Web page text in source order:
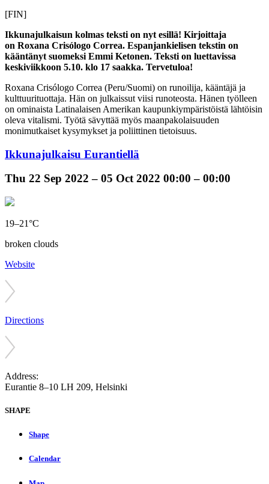
[FIN]
Ikkunajulkaisun kolmas teksti on nyt esillä! Kirjoittaja
on Roxana Crisólogo Correa. Espanjankielisen tekstin on
kääntänyt suomeksi Emmi Ketonen. Teksti on luettavissa
keskiviikkoon 5.10. klo 17 saakka. Tervetuloa!
Roxana Crisólogo Correa (Peru/Suomi) on runoilija, kääntäjä ja
kulttuurituottaja. Hän on julkaissut viisi runoteosta. Hänen työlleen
on ominaista Latinalaisen Amerikan kaupunkiympäristöistä lähtöisin
oleva vitalismi. Työtä sävyttää myös maanpakolaisuuden
monimutkaiset kysymykset ja poliittinen tietoisuus.
Ikkunajulkaisu Eurantiellä
Thu 22 Sep 2022 – 05 Oct 2022 00:00 – 00:00
19–21°C
broken clouds
Website
Directions
Address:
Eurantie 8–10 LH 209, Helsinki
SHAPE
Shape
Calendar